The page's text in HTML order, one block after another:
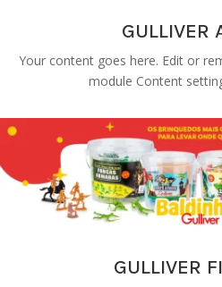
GULLIVER
Your content goes here. Edit or
module Content
GULLIVER